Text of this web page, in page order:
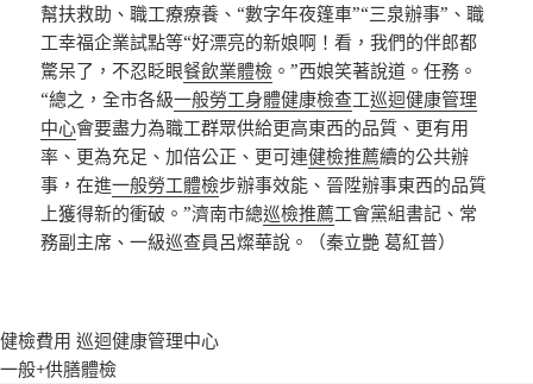
幫扶救助、職工療療養、“數字年夜篷車”“三泉辦事”、職
工幸福企業試點等“好漂亮的新娘啊！看，我們的伴郎都
驚呆了，不忍眨眼餐飲業體檢 。”西娘笑著說道。任務。
“總之，全市各級一般勞工身體健康檢查工巡迴健康管理
中心會要盡力為職工群眾供給更高東西的品質、更有用
率、更為充足、加倍公正、更可連健檢推薦續的公共辦
事，在進一般勞工體檢步辦事效能、晉陞辦事東西的品質
上獲得新的衝破。”濟南市總巡檢推薦工會黨組書記、常
務副主席、一級巡查員呂燦華說。（秦立艷 葛紅普）
健檢費用 巡迴健康管理中心
一般+供膳體檢